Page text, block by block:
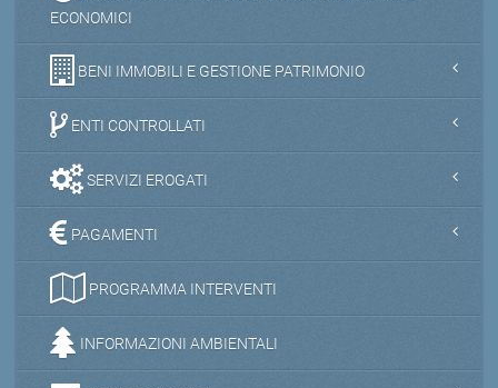
ECONOMICI
BENI IMMOBILI E GESTIONE PATRIMONIO
ENTI CONTROLLATI
SERVIZI EROGATI
PAGAMENTI
PROGRAMMA INTERVENTI
INFORMAZIONI AMBIENTALI